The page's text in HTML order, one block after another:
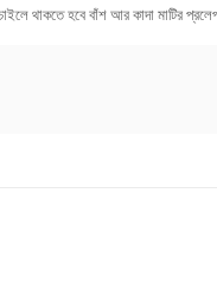
থাকতে হবে বাঁশ আর কাদা মাটির